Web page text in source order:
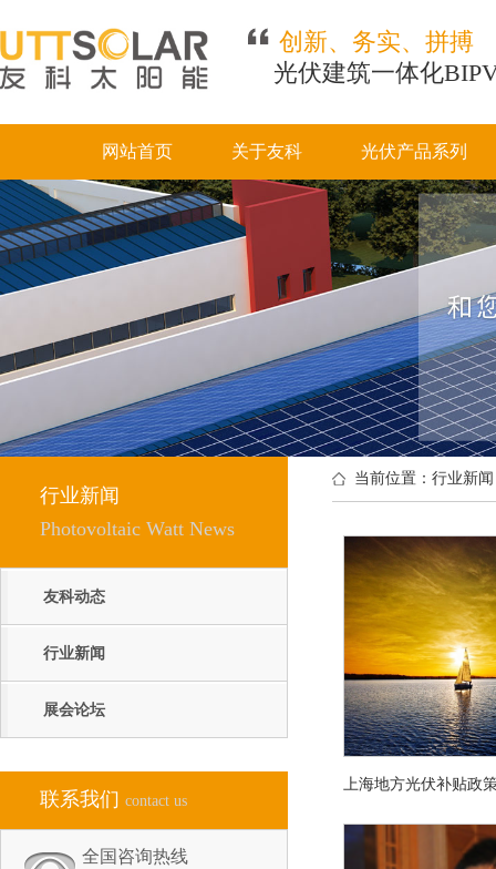
创新、务实、拼搏
光伏建筑一体化
网站首页 关于友科 光伏产品系列
行业新闻
Photovoltaic Watt News
友科动态
行业新闻
展会论坛
联系我们 contact us
全国咨询热线
当前位置：行业新闻